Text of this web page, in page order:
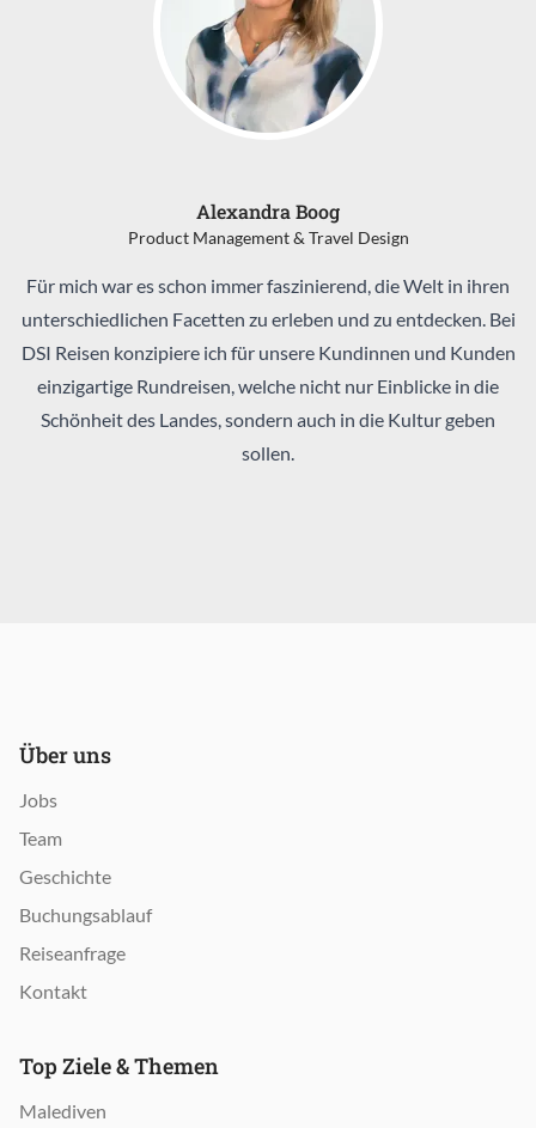
Alexandra Boog
Product Management & Travel Design
Für mich war es schon immer faszinierend, die Welt in ihren
unterschiedlichen Facetten zu erleben und zu entdecken. Bei
DSI Reisen konzipiere ich für unsere Kundinnen und Kunden
einzigartige Rundreisen, welche nicht nur Einblicke in die
Schönheit des Landes, sondern auch in die Kultur geben
sollen.
Über uns
Jobs
Team
Geschichte
Buchungsablauf
Reiseanfrage
Kontakt
Top Ziele & Themen
Malediven